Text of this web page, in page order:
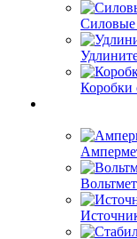
Силовые
Коробки